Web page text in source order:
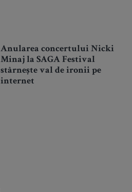
Anularea concertului Nicki
Minaj la SAGA Festival
stârnește val de ironii pe
internet